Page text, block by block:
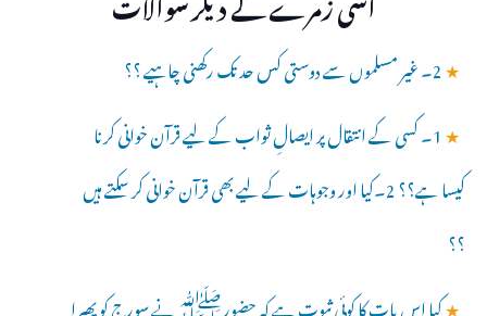
★2۔ غیر مسلموں سے دوستی کس حد تک رکھنی چاہیے ؟؟
★ 1۔ کسی کے انتقال پر ایصالِ ثواب کے لیے قرآن خوانی کرنا
کیسا ہے؟؟ 2۔کیا اور وجوہات کے لیے بھی قرآن خوانی کر سکتے ہیں
؟؟
★کیا اس بات کا کوئی ثبوت ہے کہ حضورﷺ نے سورج کو پھیرا